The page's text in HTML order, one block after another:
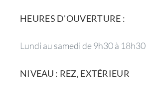
HEURES D'OUVERTURE :
Lundi au samedi de 9h30 à 18h30
NIVEAU : REZ, EXTÉRIEUR